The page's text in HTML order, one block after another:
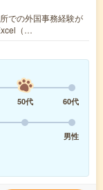
での外国事務経験が
（…
50代
60代
男性